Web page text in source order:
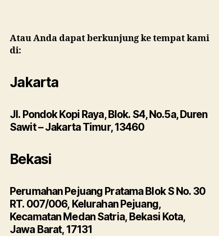
Atau Anda dapat berkunjung ke tempat kami
di:
Jakarta
Jl. Pondok Kopi Raya, Blok. S4, No.5a, Duren
Sawit – Jakarta Timur, 13460
Bekasi
Perumahan Pejuang Pratama Blok S No. 30
RT. 007/006, Kelurahan Pejuang,
Kecamatan Medan Satria, Bekasi Kota,
Jawa Barat, 17131